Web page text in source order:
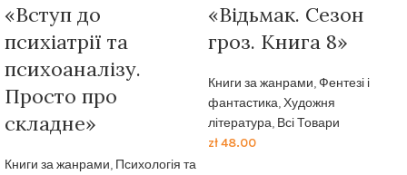
«Вступ до
психіатрії та
психоаналізу.
Просто про
складне»
Книги за жанрами, Психологія та
«Відьмак. Сезон
гроз. Книга 8»
Книги за жанрами,Фентезі і
фантастика,Художня
література, Всі Товари
zł48.00